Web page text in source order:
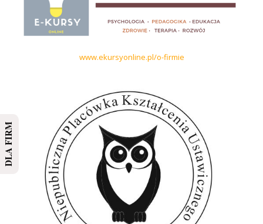
www.ekursyonline.pl/o-firmie
DLA FIRM